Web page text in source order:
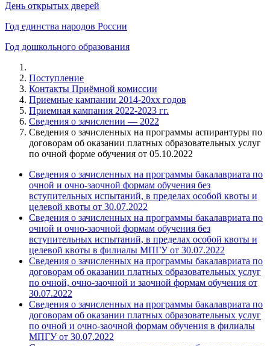
День открытых дверей
Год единства народов России
Год дошкольного образования
Поступление
Контакты Приёмной комиссии
Приемные кампании 2014-20xx годов
Приемная кампания 2022-2023 гг.
Сведения о зачислении — 2022
Сведения о зачисленных на программы аспирантуры по
договорам об оказании платных образовательных услуг
по очной форме обучения от 05.10.2022
Сведения о зачисленных на программы бакалавриата по
очной и очно-заочной формам обучения без
вступительных испытаний, в пределах особой квоты и
целевой квоты от 30.07.2022
Сведения о зачисленных на программы бакалавриата по
очной и очно-заочной формам обучения без
вступительных испытаний, в пределах особой квоты и
целевой квоты в филиалы МПГУ от 30.07.2022
Сведения о зачисленных на программы бакалавриата по
договорам об оказании платных образовательных услуг
по очной, очно-заочной и заочной формам обучения от
30.07.2022
Сведения о зачисленных на программы бакалавриата по
договорам об оказании платных образовательных услуг
по очной и очно-заочной формам обучения в филиалы
МПГУ от 30.07.2022